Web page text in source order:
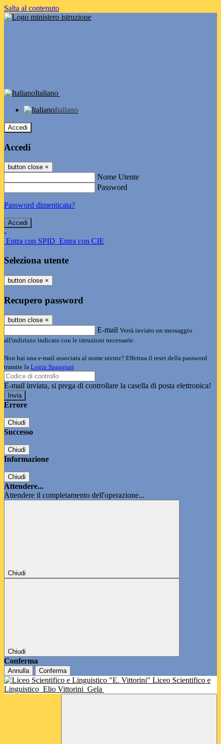
Salta al contenuto
Italiano
Italiano
Accedi
Accedi
button close ×
Nome Utente
Password
Password dimenticata?
-
Entra con SPID Entra con CIE
Seleziona utente
button close ×
Recupero password
button close ×
E-mail Verrà inviato un messaggio
all'indirizzo indicato con le istruzioni necessarie.
Non hai una e-mail associata al nome utente? Effettua il reset della password
tramite la Login Spaggiari
E-mail inviata, si prega di controllare la casella di posta elettronica!
Errore
Chiudi
Successo
Chiudi
Informazione
Chiudi
Attendere...
Attendere il completamento dell'operazione...
Chiudi
Chiudi
Conferma
Annulla Conferma
Liceo Scientifico e
Linguistico Elio Vittorini Gela